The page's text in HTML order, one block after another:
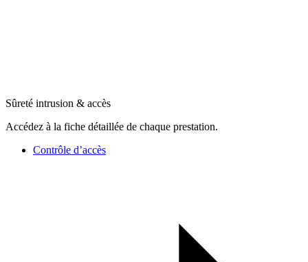
Sûreté intrusion & accès
Accédez à la fiche détaillée de chaque prestation.
Contrôle d’accès